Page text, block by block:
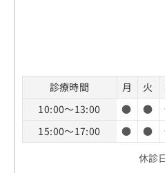
診療時間 月 火
10:00～13:00
● ●
15:00～17:00
● ●
休診